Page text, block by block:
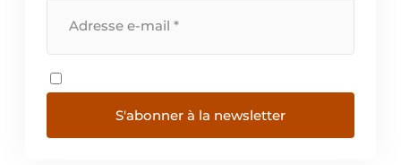
S'abonner à la newsletter